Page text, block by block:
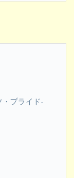
・プライド-